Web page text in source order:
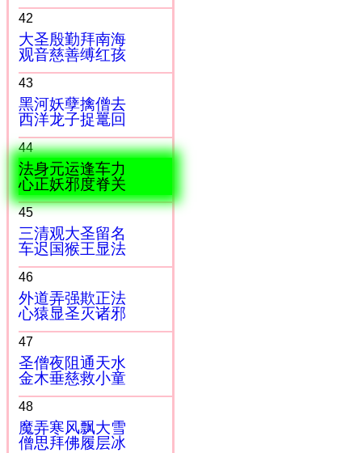
42
大圣殷勤拜南海
观音慈善缚红孩
43
黑河妖孽擒僧去
西洋龙子捉鼍回
44
法身元运逢车力
心正妖邪度脊关
45
三清观大圣留名
车迟国猴王显法
46
外道弄强欺正法
心猿显圣灭诸邪
47
圣僧夜阻通天水
金木垂慈救小童
48
魔弄寒风飘大雪
僧思拜佛履层冰